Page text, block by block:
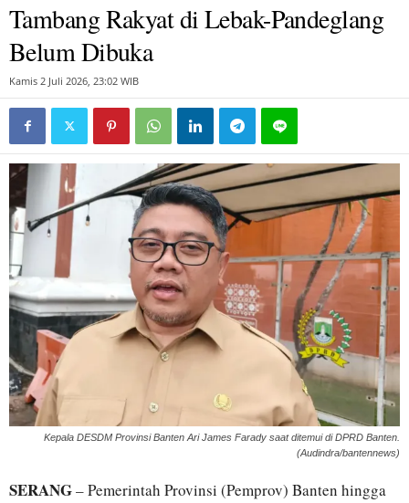
Tambang Rakyat di Lebak-Pandeglang
Belum Dibuka
Kamis 2 Juli 2026, 23:02 WIB
Kepala DESDM Provinsi Banten Ari James Farady saat ditemui di DPRD Banten.
(Audindra/bantennews)
SERANG– Pemerintah Provinsi (Pemprov) Banten hingga